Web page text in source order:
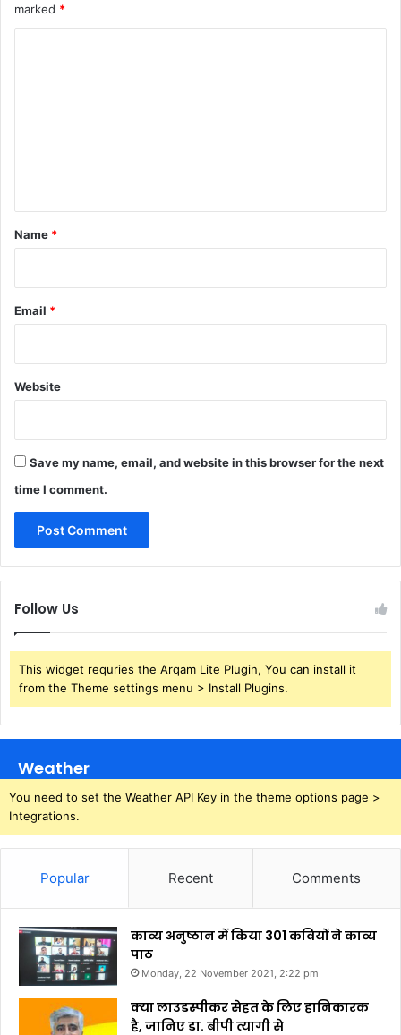
marked *
*
Name *
Email *
Website
Save my name, email, and website in this browser for the next
time I comment.
Follow Us
This widget requries the Arqam Lite Plugin, You can install it
from the Theme settings menu > Install Plugins.
Weather
You need to set the Weather API Key in the theme options page >
Integrations.
Popular Recent Comments
काव्य अनुष्ठान में किया 301 कवियों ने काव्य
पाठ
Monday, 22 November 2021, 2:22 pm
क्या लाउडस्पीकर सेहत के लिए हानिकारक
है, जानिए डा. बीपी त्यागी से